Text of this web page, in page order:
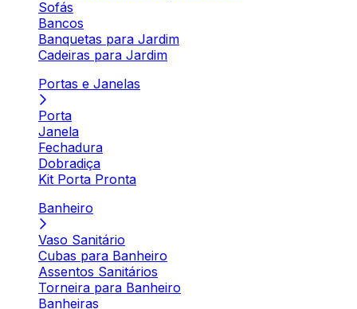
Sofás
Bancos
Banquetas para Jardim
Cadeiras para Jardim
Portas e Janelas
Porta
Janela
Fechadura
Dobradiça
Kit Porta Pronta
Banheiro
Vaso Sanitário
Cubas para Banheiro
Assentos Sanitários
Torneira para Banheiro
Banheiras